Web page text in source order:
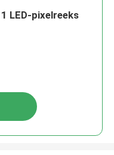
LED-pixelreeks